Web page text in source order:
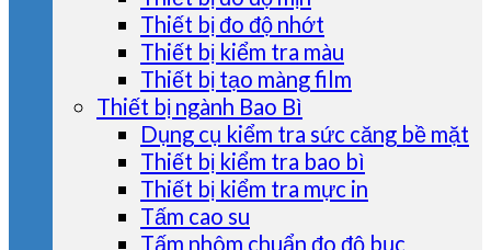
Thiết bị đo độ nhớt
Thiết bị kiểm tra màu
Thiết bị tạo màng film
Thiết bị ngành Bao Bì
Dụng cụ kiểm tra sức căng bề mặt
Thiết bị kiểm tra bao bì
Thiết bị kiểm tra mực in
Tấm cao su
Tấm nhôm chuẩn đo độ bục